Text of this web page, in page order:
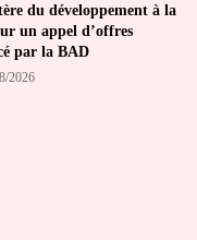
du développement à la
un appel d’offres
par la BAD
2026